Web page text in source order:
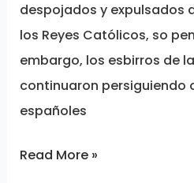
despojados y expulsados
los Reyes Católicos, so
embargo, los esbirros de
continuaron persiguiendo
españoles
Read More »